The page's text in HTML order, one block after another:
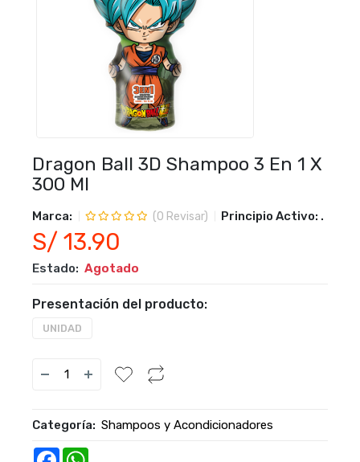
Dragon Ball 3D Shampoo 3 En 1 X
300 Ml
Marca: (0 Revisar) Principio Activo: .
S/ 13.90
Estado: Agotado
Presentación del producto:
UNIDAD
Categoría: Shampoos y Acondicionadores
Facebook